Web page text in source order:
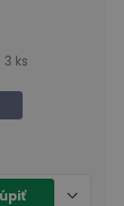
ks